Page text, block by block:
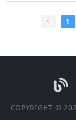
1
COPYRIGHT ©